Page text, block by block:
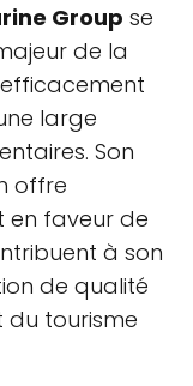
Group se
de la
large
Son
offre
en faveur de
à son
de qualité
du tourisme